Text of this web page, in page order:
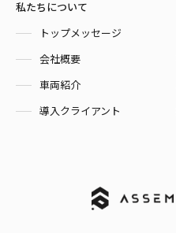
私たちについて
トップメッセージ
会社概要
車両紹介
導入クライアント